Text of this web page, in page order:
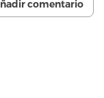
comentario